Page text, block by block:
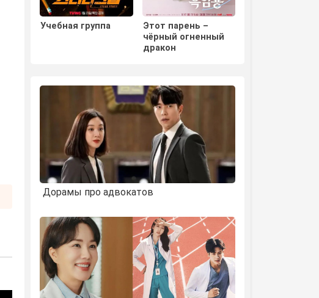
Учебная группа
Этот парень –
чёрный огненный
дракон
Дорамы про адвокатов